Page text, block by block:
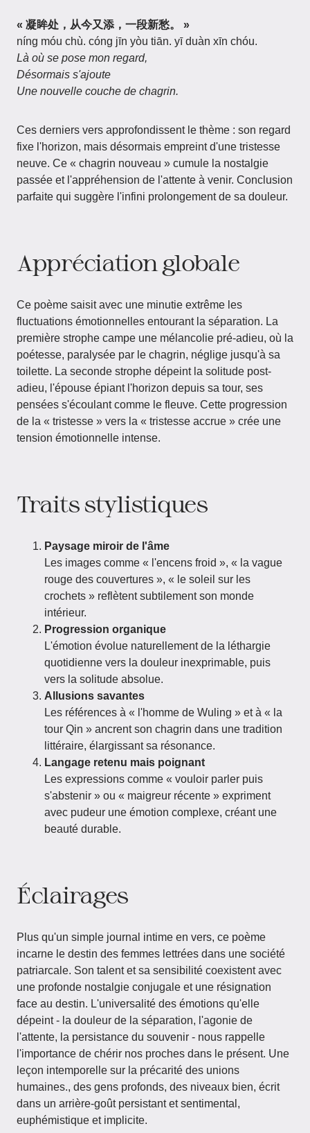
« 凝眸处，从今又添，一段新愁。 »
níng móu chù. cóng jīn yòu tiān. yī duàn xīn chóu.
Là où se pose mon regard,
Désormais s'ajoute
Une nouvelle couche de chagrin.
Ces derniers vers approfondissent le thème : son regard
fixe l'horizon, mais désormais empreint d'une tristesse
neuve. Ce « chagrin nouveau » cumule la nostalgie
passée et l'appréhension de l'attente à venir. Conclusion
parfaite qui suggère l'infini prolongement de sa douleur.
Appréciation globale
Ce poème saisit avec une minutie extrême les
fluctuations émotionnelles entourant la séparation. La
première strophe campe une mélancolie pré-adieu, où la
poétesse, paralysée par le chagrin, néglige jusqu'à sa
toilette. La seconde strophe dépeint la solitude post-
adieu, l'épouse épiant l'horizon depuis sa tour, ses
pensées s'écoulant comme le fleuve. Cette progression
de la « tristesse » vers la « tristesse accrue » crée une
tension émotionnelle intense.
Traits stylistiques
Paysage miroir de l'âme
Les images comme « l'encens froid », « la vague
rouge des couvertures », « le soleil sur les
crochets » reflètent subtilement son monde
intérieur.
Progression organique
L'émotion évolue naturellement de la léthargie
quotidienne vers la douleur inexprimable, puis
vers la solitude absolue.
Allusions savantes
Les références à « l'homme de Wuling » et à « la
tour Qin » ancrent son chagrin dans une tradition
littéraire, élargissant sa résonance.
Langage retenu mais poignant
Les expressions comme « vouloir parler puis
s'abstenir » ou « maigreur récente » expriment
avec pudeur une émotion complexe, créant une
beauté durable.
Éclairages
Plus qu'un simple journal intime en vers, ce poème
incarne le destin des femmes lettrées dans une société
patriarcale. Son talent et sa sensibilité coexistent avec
une profonde nostalgie conjugale et une résignation
face au destin. L'universalité des émotions qu'elle
dépeint - la douleur de la séparation, l'agonie de
l'attente, la persistance du souvenir - nous rappelle
l'importance de chérir nos proches dans le présent. Une
leçon intemporelle sur la précarité des unions
humaines., des gens profonds, des niveaux bien, écrit
dans un arrière-goût persistant et sentimental,
euphémistique et implicite.